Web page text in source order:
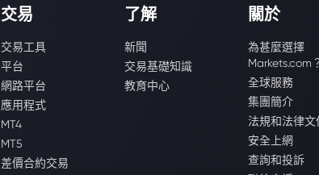
交易
交易工具
平台
網路平台
應用程式
MT4
MT5
差價合約交易
了解
新聞
交易基礎知識
教育中心
關於
為甚麼選擇
Markets.com
全球服務
集團簡介
法規和法律文
安全上網
查詢和投訴